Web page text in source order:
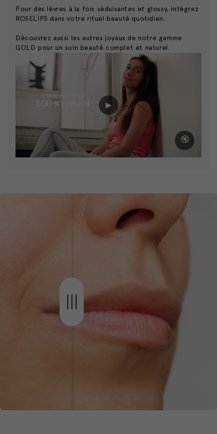
les lèvres pour leur donner un aspect plus volumineux et
pulpeux.
Liste d'ingrédients complète
GOLD.
quotidiennement durant 3 à 6 mois.
Pour des lèvres à la fois séduisantes et glossy, intégrez
ROSELIPS dans votre rituel beauté quotidien.
Découvrez aussi les autres joyaux de notre gamme
GOLD pour un soin beauté complet et naturel.
▶
🔇